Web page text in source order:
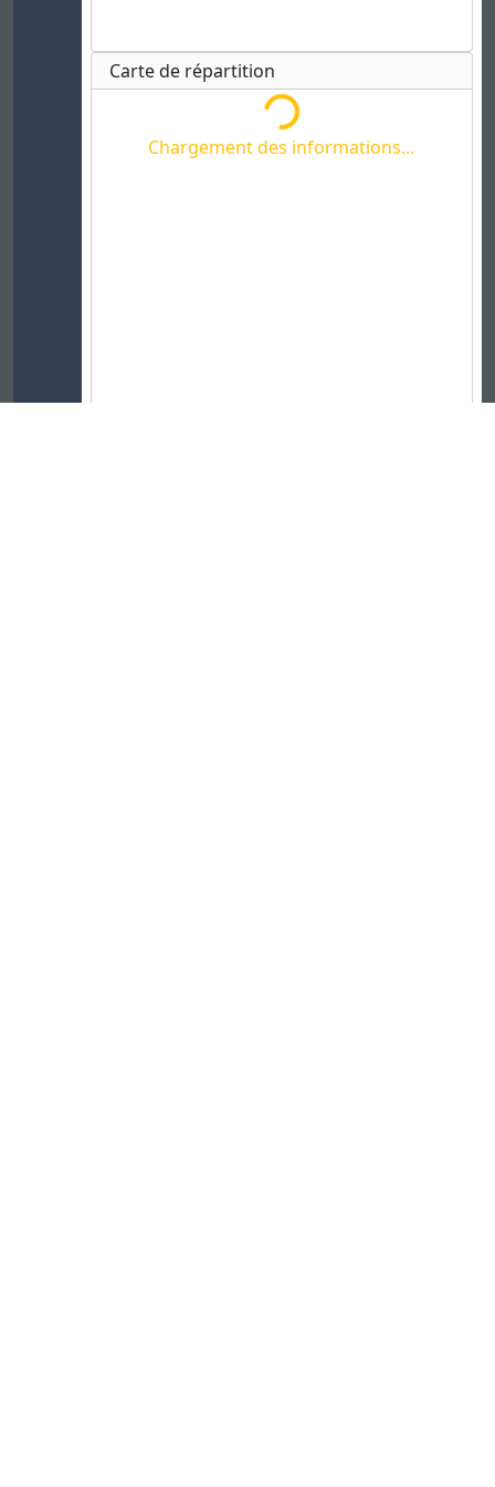
Carte de répartition
Chargement des informations...